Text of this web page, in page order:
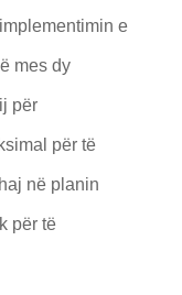
e
mes dy
për
për të
në planin
për të